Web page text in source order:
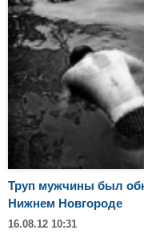
Труп мужчины был
Нижнем Новгороде
16.08.12 10:31